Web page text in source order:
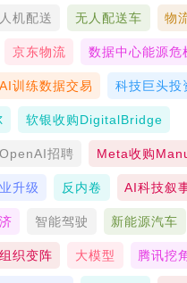
机配送 无人配送车 物
京东物流 数据中心能源危
AI训练数据交易 科技巨头投
软银收购DigitalBridge
OpenAI招聘 Meta收购
升级 反内卷 AI科技叙
智能驾驶 新能源汽车
组织变阵 大模型 腾讯挖